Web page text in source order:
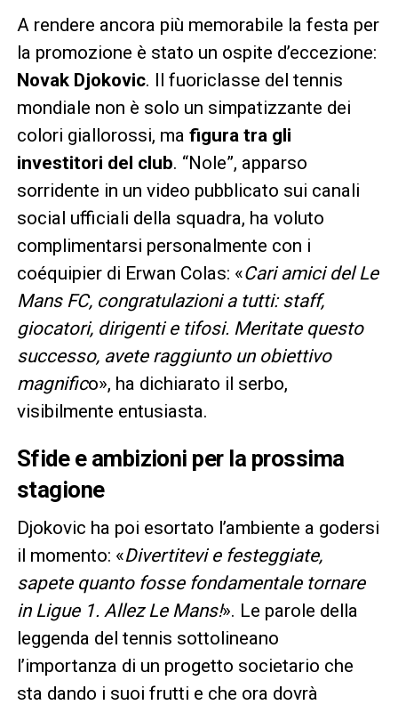
A rendere ancora più memorabile la festa per
la promozione è stato un ospite d’eccezione:
Novak Djokovic. Il fuoriclasse del tennis
mondiale non è solo un simpatizzante dei
colori giallorossi, ma figura tra gli
investitori del club. “Nole”, apparso
sorridente in un video pubblicato sui canali
social ufficiali della squadra, ha voluto
complimentarsi personalmente con i
coéquipier di Erwan Colas: «Cari amici del Le
Mans FC, congratulazioni a tutti: staff,
giocatori, dirigenti e tifosi. Meritate questo
successo, avete raggiunto un obiettivo
magnifico», ha dichiarato il serbo,
visibilmente entusiasta.
Sfide e ambizioni per la prossima
stagione
Djokovic ha poi esortato l’ambiente a godersi
il momento: «Divertitevi e festeggiate,
sapete quanto fosse fondamentale tornare
in Ligue 1. Allez Le Mans!». Le parole della
leggenda del tennis sottolineano
l’importanza di un progetto societario che
sta dando i suoi frutti e che ora dovrà